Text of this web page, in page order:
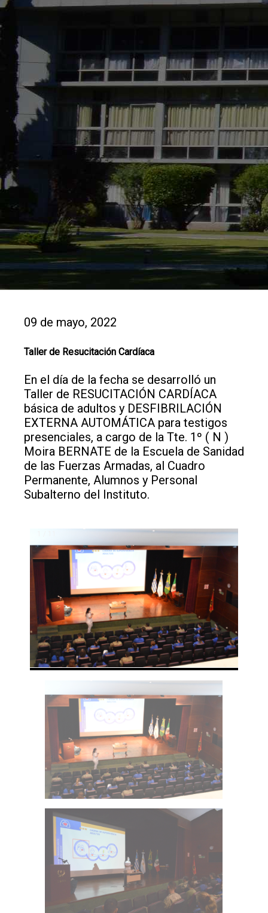
09 de mayo, 2022
Taller de Resucitación Cardíaca
En el día de la fecha se desarrolló un
Taller de RESUCITACIÓN CARDÍACA
básica de adultos y DESFIBRILACIÓN
EXTERNA AUTOMÁTICA para testigos
presenciales, a cargo de la Tte. 1º ( N )
Moira BERNATE de la Escuela de Sanidad
de las Fuerzas Armadas, al Cuadro
Permanente, Alumnos y Personal
Subalterno del Instituto.